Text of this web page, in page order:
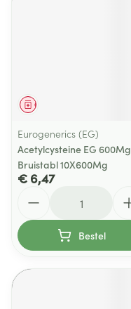
Geneesmiddel
Eurogenerics (EG)
Acetylcysteine EG 600Mg
Bruistabl 10X600Mg
€ 6,47
Bestel